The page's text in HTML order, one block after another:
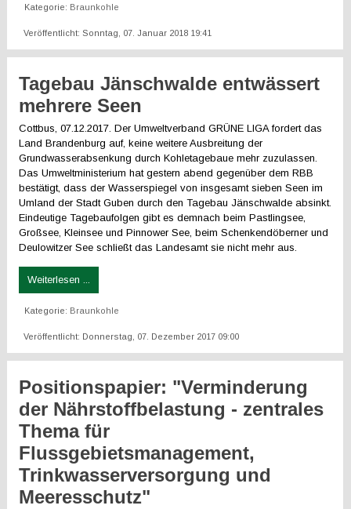
Kategorie: Braunkohle
Veröffentlicht: Sonntag, 07. Januar 2018 19:41
Tagebau Jänschwalde entwässert
mehrere Seen
Cottbus, 07.12.2017. Der Umweltverband GRÜNE LIGA fordert das
Land Brandenburg auf, keine weitere Ausbreitung der
Grundwasserabsenkung durch Kohletagebaue mehr zuzulassen.
Das Umweltministerium hat gestern abend gegenüber dem RBB
bestätigt, dass der Wasserspiegel von insgesamt sieben Seen im
Umland der Stadt Guben durch den Tagebau Jänschwalde absinkt.
Eindeutige Tagebaufolgen gibt es demnach beim Pastlingsee,
Großsee, Kleinsee und Pinnower See, beim Schenkendöberner und
Deulowitzer See schließt das Landesamt sie nicht mehr aus.
Weiterlesen ...
Kategorie: Braunkohle
Veröffentlicht: Donnerstag, 07. Dezember 2017 09:00
Positionspapier: "Verminderung
der Nährstoffbelastung - zentrales
Thema für
Flussgebietsmanagement,
Trinkwasserversorgung und
Meeresschutz"